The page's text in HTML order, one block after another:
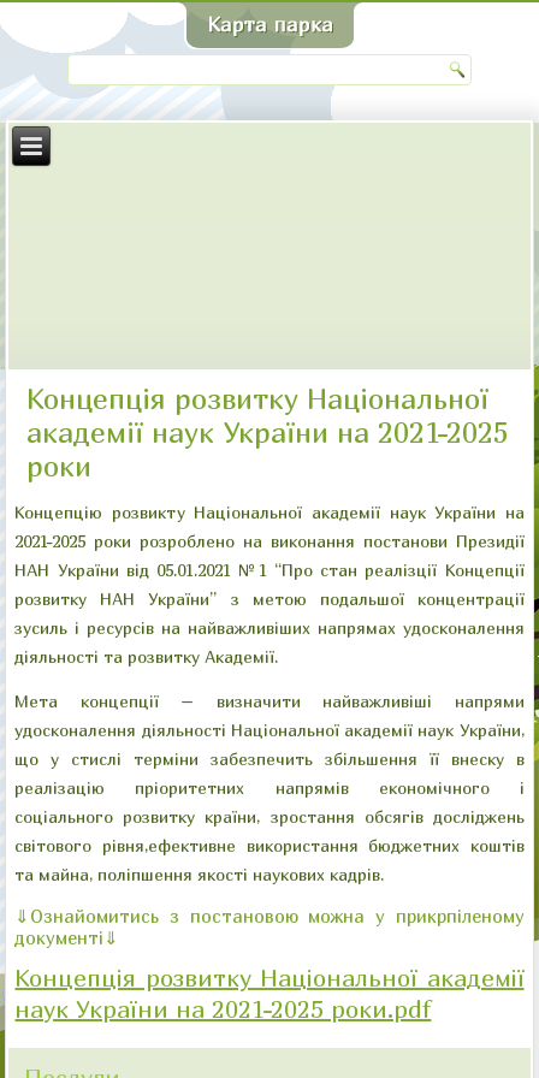
"Велика галявина"
"Китайський місток"
"Колонада "Луна"
"Руїни"
Концепція розвитку Національної
академії наук України на 2021-2025
роки
Концепцію розвикту Національної академії наук України на
2021-2025 роки розроблено на виконання постанови Президії
НАН України від 05.01.2021 №1 “Про стан реалізції Концепції
розвитку НАН України” з метою подальшої концентрації
зусиль і ресурсів на найважливіших напрямах удосконалення
діяльності та розвитку Академії.
Мета концепції – визначити найважливіші напрями
удосконалення діяльності Національної академії наук України,
що у стислі терміни забезпечить збільшення її внеску в
реалізацію пріоритетних напрямів економічного і
соціального розвитку країни, зростання обсягів досліджень
світового рівня,ефективне використання бюджетних коштів
та майна, поліпшення якості наукових кадрів.
⇓Ознайомитись з постановою можна у прикрпіленому
документі⇓
Концепція розвитку Національної академії
наук України на 2021-2025 роки.pdf